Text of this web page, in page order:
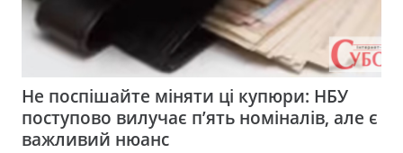
Не поспішайте міняти ці купюри: НБУ
поступово вилучає п’ять номіналів, але є
важливий нюанс